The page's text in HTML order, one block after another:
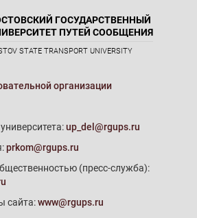
ГОСУДАРСТВЕННЫЙ
ПУТЕЙ СООБЩЕНИЯ
STATE TRANSPORT UNIVERSITY
организации
up_del@rgups.ru
prkom@rgups.ru
(пресс-служба):
сайта:www@rgups.ru